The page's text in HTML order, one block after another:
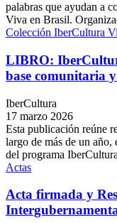
palabras que ayudan a
Viva en Brasil.
Colección IberCultura
LIBRO:
base comunitaria
IberCultura
17 marzo 2026
Esta publicación reúne
largo de más de un año,
del programa
Actas
Acta firmada y